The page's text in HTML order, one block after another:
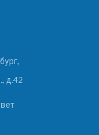
д.42